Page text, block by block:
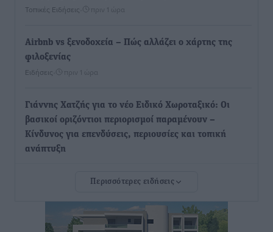
Τοπικές Ειδήσεις πριν 1 ώρα
Airbnb vs ξενοδοχεία – Πώς αλλάζει ο χάρτης της
φιλοξενίας
Ειδήσεις πριν 1 ώρα
Γιάννης Χατζής για το νέο Ειδικό Χωροταξικό: Οι
βασικοί οριζόντιοι περιορισμοί παραμένουν –
Κίνδυνος για επενδύσεις, περιουσίες και τοπική
ανάπτυξη
δεν υπάρχουν περιθώρια εφησυχασμού
Ειδήσεις• πριν 1 ώρα
Περισσότερες ειδήσεις